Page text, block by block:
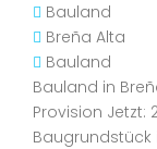
Bauland
Breña Alta
Bauland
Bauland in
Provision Jetzt: